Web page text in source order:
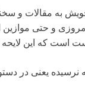
به مقالات و
و حتی
است که این
نرسیده یعنی در